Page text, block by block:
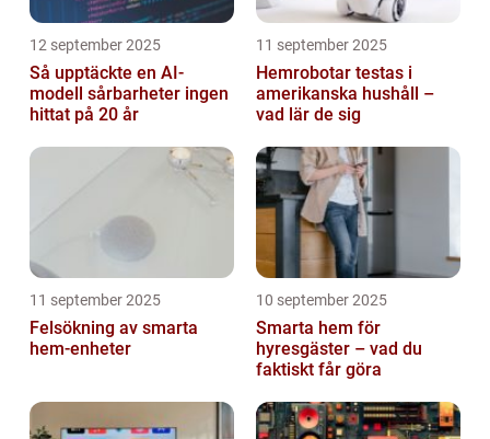
12 september 2025
Så upptäckte en AI-
modell sårbarheter ingen
hittat på 20 år
11 september 2025
Hemrobotar testas i
amerikanska hushåll –
vad lär de sig
11 september 2025
Felsökning av smarta
hem-enheter
10 september 2025
Smarta hem för
hyresgäster – vad du
faktiskt får göra